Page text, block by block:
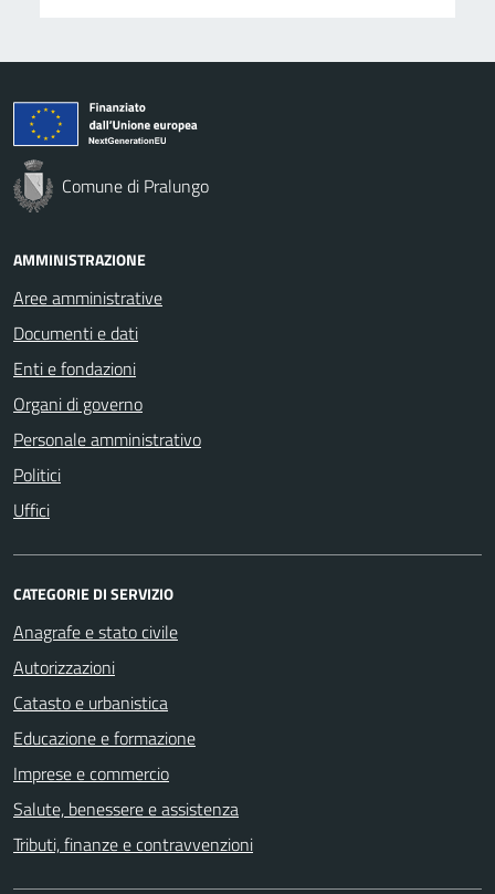
Comune di Pralungo
AMMINISTRAZIONE
Aree amministrative
Documenti e dati
Enti e fondazioni
Organi di governo
Personale amministrativo
Politici
Uffici
CATEGORIE DI SERVIZIO
Anagrafe e stato civile
Autorizzazioni
Catasto e urbanistica
Educazione e formazione
Imprese e commercio
Salute, benessere e assistenza
Tributi, finanze e contravvenzioni